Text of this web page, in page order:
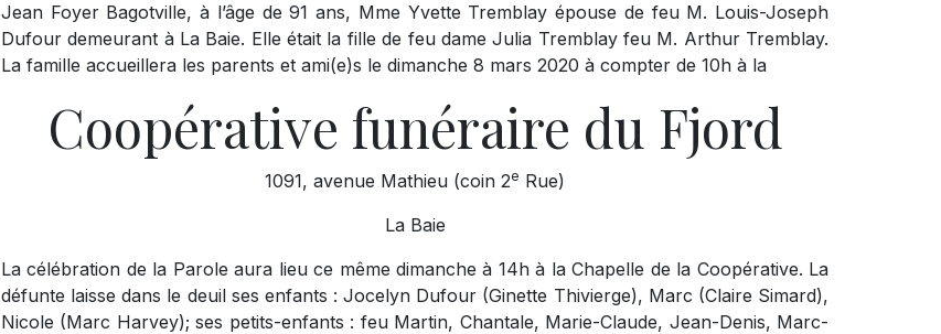
Jean Foyer Bagotville, à l’âge de 91 ans, Mme Yvette Tremblay épouse de feu M. Louis-Joseph
Dufour demeurant à La Baie. Elle était la fille de feu dame Julia Tremblay feu M. Arthur Tremblay.
La famille accueillera les parents et ami(e)s le dimanche 8 mars 2020 à compter de 10h à la
Coopérative funéraire du Fjord
1091, avenue Mathieu (coin 2e Rue)
La Baie
La célébration de la Parole aura lieu ce même dimanche à 14h à la Chapelle de la Coopérative. La
défunte laisse dans le deuil ses enfants : Jocelyn Dufour (Ginette Thivierge), Marc (Claire Simard),
Nicole (Marc Harvey); ses petits-enfants : feu Martin, Chantale, Marie-Claude, Jean-Denis, Marc-